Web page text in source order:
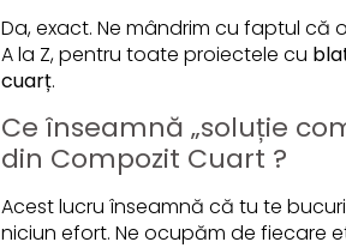
Da, exact. Ne mândrim cu faptul că
A la Z, pentru toate proiectele cu
cuarț.
Ce înseamnă „soluție
din Compozit Cuart ?
Acest lucru înseamnă că tu te
niciun efort. Ne ocupăm de fiecare